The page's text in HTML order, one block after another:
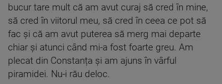
bucur tare mult că am avut curaj să cred în mine,
să cred în viitorul meu, să cred în ceea ce pot să
fac și că am avut puterea să merg mai departe
chiar și atunci când mi-a fost foarte greu. Am
plecat din Constanța și am ajuns în vârful
piramidei. Nu-i rău deloc.